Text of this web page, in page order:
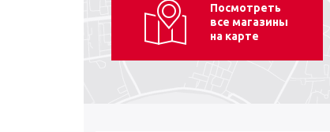
Посмотреть
все магазины
на карте